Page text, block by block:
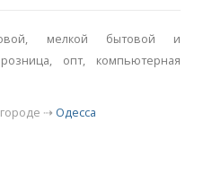
мелкой бытовой и
опт, компьютерная
⇢ Одесса